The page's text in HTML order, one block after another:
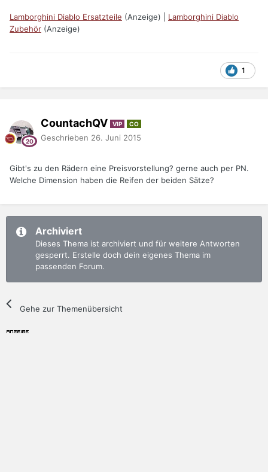
Lamborghini Diablo Ersatzteile (Anzeige) | Lamborghini Diablo
Zubehör (Anzeige)
1
CountachQV VIP CO
Geschrieben 26. Juni 2015
Gibt's zu den Rädern eine Preisvorstellung? gerne auch per PN.
Welche Dimension haben die Reifen der beiden Sätze?
Archiviert
Dieses Thema ist archiviert und für weitere Antworten
gesperrt. Erstelle doch dein eigenes Thema im
passenden Forum.
Gehe zur Themenübersicht